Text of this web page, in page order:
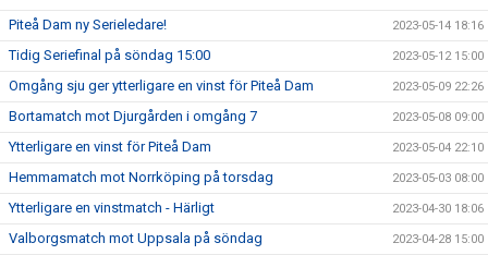
Piteå Dam ny Serieledare! 2023-05-14 18:16
Tidig Seriefinal på söndag 15:00 2023-05-12 15:00
Omgång sju ger ytterligare en vinst för Piteå Dam 2023-05-09 22:26
Bortamatch mot Djurgården i omgång 7 2023-05-08 09:00
Ytterligare en vinst för Piteå Dam 2023-05-04 22:10
Hemmamatch mot Norrköping på torsdag 2023-05-03 08:00
Ytterligare en vinstmatch - Härligt 2023-04-30 18:06
Valborgsmatch mot Uppsala på söndag 2023-04-28 15:00